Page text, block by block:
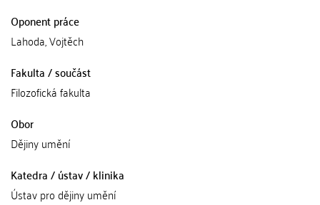
Oponent práce
Lahoda, Vojtěch
Fakulta / součást
Filozofická fakulta
Obor
Dějiny umění
Katedra / ústav / klinika
Ústav pro dějiny umění